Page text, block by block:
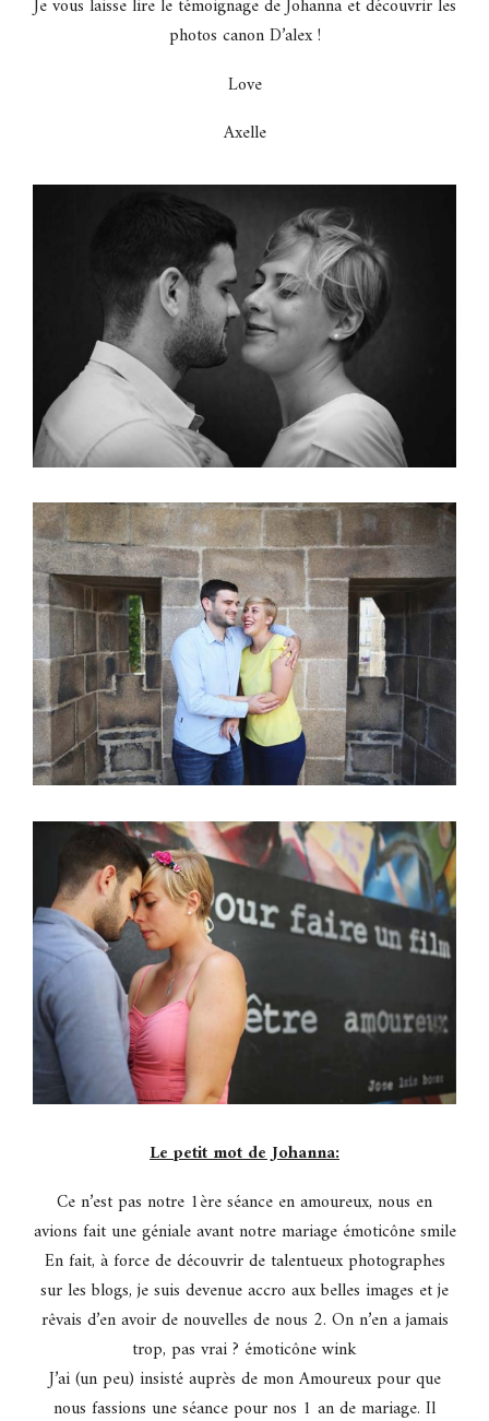
Je vous laisse lire le témoignage de Johanna et découvrir les
photos canon D’alex !
Love
Axelle
Le petit mot de Johanna:
Ce n’est pas notre 1ère séance en amoureux, nous en
avions fait une géniale avant notre mariage émoticône smile
En fait, à force de découvrir de talentueux photographes
sur les blogs, je suis devenue accro aux belles images et je
rêvais d’en avoir de nouvelles de nous 2. On n’en a jamais
trop, pas vrai ? émoticône wink
J’ai (un peu) insisté auprès de mon Amoureux pour que
nous fassions une séance pour nos 1 an de mariage. Il